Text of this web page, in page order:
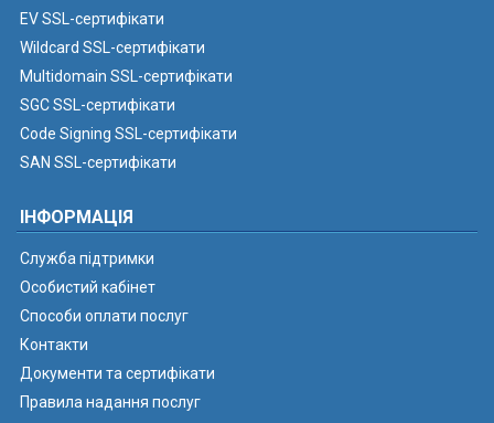
EV SSL-сертифікати
Wildcard SSL-сертифікати
Multidomain SSL-сертифікати
SGC SSL-сертифікати
Code Signing SSL-сертифікати
SAN SSL-сертифікати
ІНФОРМАЦІЯ
Служба підтримки
Особистий кабінет
Способи оплати послуг
Контакти
Документи та сертифікати
Правила надання послуг